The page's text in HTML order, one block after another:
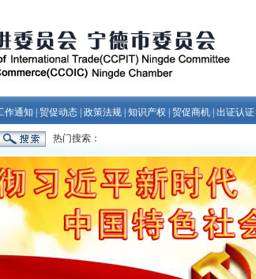
作通知 贸促动态| 政策法规| 知识产权 贸促商机| 出证认证|
热门搜索：